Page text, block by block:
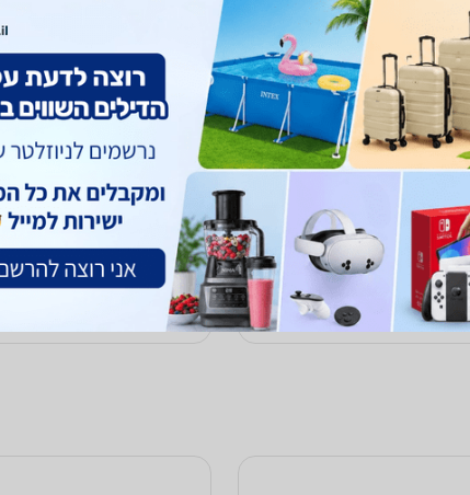
מודרנה ארגז חול סגור L הדפס עדן -
38.8/37.5 ס"מ
עד 3 ימי עסקים
הוספת חוות דעת
לפרטים נוספים
קט ג'יני עם כיסוי -
2,350
₪
לא כולל משלוח
עד 3 ימי עסקים
ב-פט פלנט